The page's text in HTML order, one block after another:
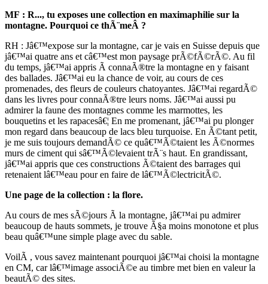
MF : R..., tu exposes une collection en maximaphilie sur la
montagne. Pourquoi ce thÃ¨meÂ ?
RH : Jâ€™expose sur la montagne, car je vais en Suisse depuis que
jâ€™ai quatre ans et câ€™est mon paysage prÃ©fÃ©rÃ©. Au fil
du temps, jâ€™ai appris Ã connaÃ®tre la montagne en y faisant
des ballades. Jâ€™ai eu la chance de voir, au cours de ces
promenades, des fleurs de couleurs chatoyantes. Jâ€™ai regardÃ©
dans les livres pour connaÃ®tre leurs noms. Jâ€™ai aussi pu
admirer la faune des montagnes comme les marmottes, les
bouquetins et les rapacesâ€¦ En me promenant, jâ€™ai pu plonger
mon regard dans beaucoup de lacs bleu turquoise. En Ã©tant petit,
je me suis toujours demandÃ© ce quâ€™Ã©taient les Ã©normes
murs de ciment qui sâ€™Ã©levaient trÃ¨s haut. En grandissant,
jâ€™ai appris que ces constructions Ã©taient des barrages qui
retenaient lâ€™eau pour en faire de lâ€™Ã©lectricitÃ©.
Une page de la collection : la flore.
Au cours de mes sÃ©jours Ã la montagne, jâ€™ai pu admirer
beaucoup de hauts sommets, je trouve Ã§a moins monotone et plus
beau quâ€™une simple plage avec du sable.
VoilÃ , vous savez maintenant pourquoi jâ€™ai choisi la montagne
en CM, car lâ€™image associÃ©e au timbre met bien en valeur la
beautÃ© des sites.